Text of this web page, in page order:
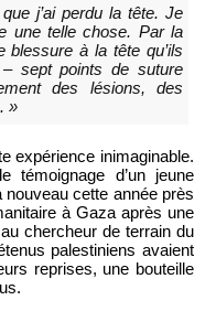
j’ai perdu la tête. Je
une telle chose. Par la
à la tête qu’ils
sept points de suture
des lésions, des
»
expérience inimaginable.
témoignage d’un jeune
cette année près
à Gaza après une
chercheur de terrain du
palestiniens avaient
reprises, une bouteille